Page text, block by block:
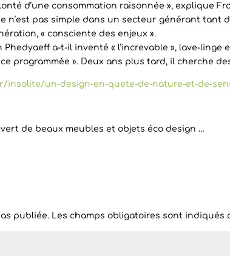
d’une consommation raisonnée », explique
n’est pas simple dans un secteur générant tant
« consciente des enjeux ».
a-t-il inventé « l’increvable », lave-
programmée ». Deux ans plus tard, il cherche
un-design-en-quete-de-nature-et-de-sens-
de beaux meubles et objets éco design …
publiée. Les champs obligatoires sont indiqués